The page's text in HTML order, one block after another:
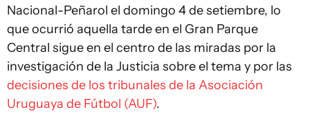
Nacional-Peñarol el domingo 4 de setiembre, lo
que ocurrió aquella tarde en el Gran Parque
Central sigue en el centro de las miradas por la
investigación de la Justicia sobre el tema y por las
decisiones de los tribunales de la Asociación
Uruguaya de Fútbol (AUF).